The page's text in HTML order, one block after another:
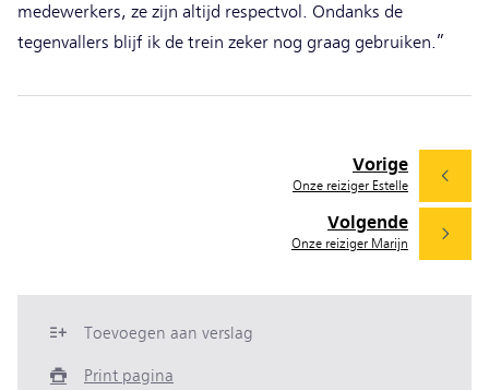
medewerkers, ze zijn altijd respectvol. Ondanks de
tegenvallers blijf ik de trein zeker nog graag gebruiken.”
Volgende
Onze reiziger Marijn
Vorige
Onze reiziger Estelle
Toevoegen aan verslag
Print pagina